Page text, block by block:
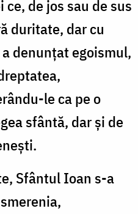
de jos sau de sus
duritate, dar cu
denunţat egoismul,
le ca pe o
sfântă, dar şi de
Sfântul Ioan s-a